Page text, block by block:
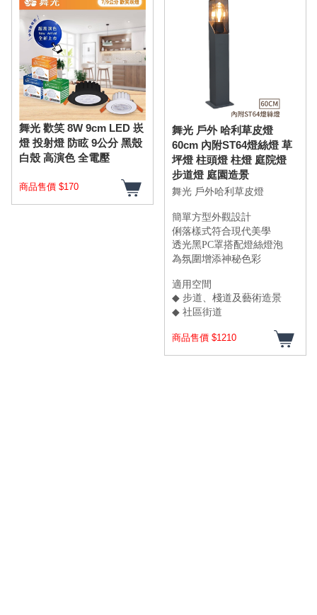
舞光 歡笑 8W 9cm LED 崁
燈 投射燈 防眩 9公分 黑殼
白殼 高演色 全電壓
商品售價 $170
舞光 戶外 哈利草皮燈
60cm 內附ST64燈絲燈 草
坪燈 柱頭燈 柱燈 庭院燈
步道燈 庭園造景
舞光 戶外哈利草皮燈
簡單方型外觀設計
俐落樣式符合現代美學
透光黑PC罩搭配燈絲燈泡
為氛圍增添神秘色彩
適用空間
◆ 步道、棧道及藝術造景
◆ 社區街道
商品售價 $1210